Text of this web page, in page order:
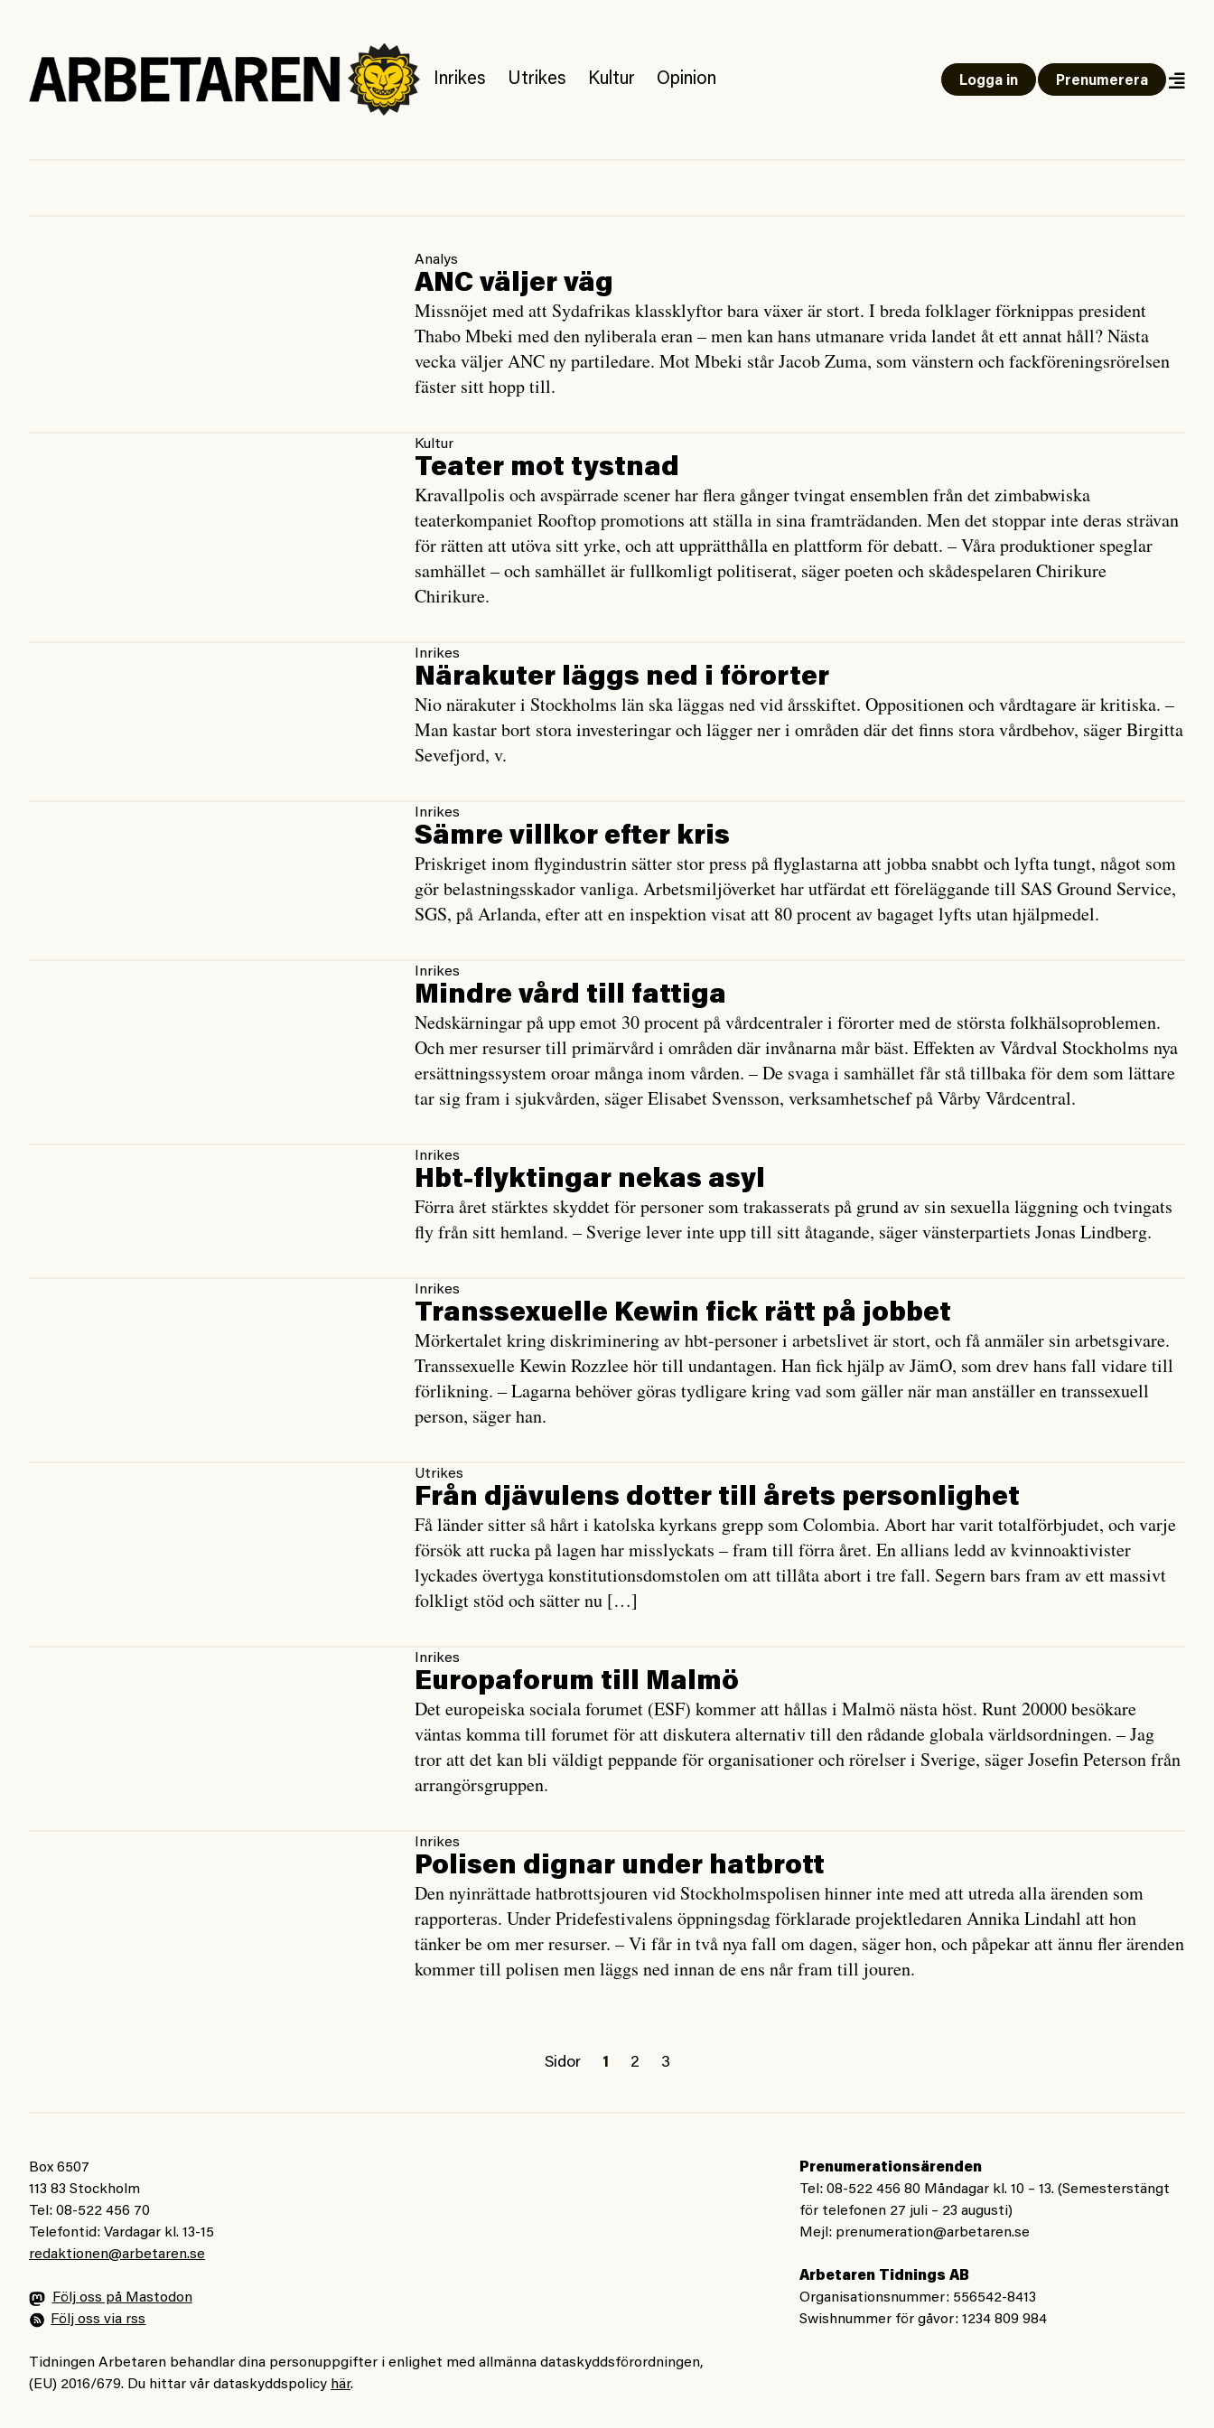
Inrikes Utrikes Kultur Opinion Logga in Prenumerera
Analys
ANC väljer väg
Missnöjet med att Sydafrikas klassklyftor bara växer är stort. I breda folklager förknippas president
Thabo Mbeki med den nyliberala eran – men kan hans utmanare vrida landet åt ett annat håll? Nästa
vecka väljer ANC ny partiledare. Mot Mbeki står Jacob Zuma, som vänstern och fackföreningsrörelsen
fäster sitt hopp till.
Kultur
Teater mot tystnad
Kravallpolis och avspärrade scener har flera gånger tvingat ensemblen från det zimbabwiska
teaterkompaniet Rooftop promotions att ställa in sina framträdanden. Men det stoppar inte deras strävan
för rätten att utöva sitt yrke, och att upprätthålla en plattform för debatt. – Våra produktioner speglar
samhället – och samhället är fullkomligt politiserat, säger poeten och skådespelaren Chirikure
Chirikure.
Inrikes
Närakuter läggs ned i förorter
Nio närakuter i Stockholms län ska läggas ned vid årsskiftet. Oppositionen och vårdtagare är kritiska. –
Man kastar bort stora investeringar och lägger ner i områden där det finns stora vårdbehov, säger Birgitta
Sevefjord, v.
Inrikes
Sämre villkor efter kris
Priskriget inom flygindustrin sätter stor press på flyglastarna att jobba snabbt och lyfta tungt, något som
gör belastningsskador vanliga. Arbetsmiljöverket har utfärdat ett föreläggande till SAS Ground Service,
SGS, på Arlanda, efter att en inspektion visat att 80 procent av bagaget lyfts utan hjälpmedel.
Inrikes
Mindre vård till fattiga
Nedskärningar på upp emot 30 procent på vårdcentraler i förorter med de största folkhälsoproblemen.
Och mer resurser till primärvård i områden där invånarna mår bäst. Effekten av Vårdval Stockholms nya
ersättningssystem oroar många inom vården. – De svaga i samhället får stå tillbaka för dem som lättare
tar sig fram i sjukvården, säger Elisabet Svensson, verksamhetschef på Vårby Vårdcentral.
Inrikes
Hbt-flyktingar nekas asyl
Förra året stärktes skyddet för personer som trakasserats på grund av sin sexuella läggning och tvingats
fly från sitt hemland. – Sverige lever inte upp till sitt åtagande, säger vänsterpartiets Jonas Lindberg.
Inrikes
Transsexuelle Kewin fick rätt på jobbet
Mörkertalet kring diskriminering av hbt-personer i arbetslivet är stort, och få anmäler sin arbetsgivare.
Transsexuelle Kewin Rozzlee hör till undantagen. Han fick hjälp av JämO, som drev hans fall vidare till
förlikning. – Lagarna behöver göras tydligare kring vad som gäller när man anställer en transsexuell
person, säger han.
Utrikes
Från djävulens dotter till årets personlighet
Få länder sitter så hårt i katolska kyrkans grepp som Colombia. Abort har varit totalförbjudet, och varje
försök att rucka på lagen har misslyckats – fram till förra året. En allians ledd av kvinnoaktivister
lyckades övertyga konstitutionsdomstolen om att tillåta abort i tre fall. Segern bars fram av ett massivt
folkligt stöd och sätter nu […]
Inrikes
Europaforum till Malmö
Det europeiska sociala forumet (ESF) kommer att hållas i Malmö nästa höst. Runt 20000 besökare
väntas komma till forumet för att diskutera alternativ till den rådande globala världsordningen. – Jag
tror att det kan bli väldigt peppande för organisationer och rörelser i Sverige, säger Josefin Peterson från
arrangörsgruppen.
Inrikes
Polisen dignar under hatbrott
Den nyinrättade hatbrottsjouren vid Stockholmspolisen hinner inte med att utreda alla ärenden som
rapporteras. Under Pridefestivalens öppningsdag förklarade projektledaren Annika Lindahl att hon
tänker be om mer resurser. – Vi får in två nya fall om dagen, säger hon, och påpekar att ännu fler ärenden
kommer till polisen men läggs ned innan de ens når fram till jouren.
Sidor 1 2 3
Box 6507
113 83 Stockholm
Tel: 08-522 456 70
Telefontid: Vardagar kl. 13-15
redaktionen@arbetaren.se
Följ oss på Mastodon
Följ oss via rss
Tidningen Arbetaren behandlar dina personuppgifter i enlighet med allmänna dataskyddsförordningen,
(EU) 2016/679. Du hittar vår dataskyddspolicy här.
Prenumerationsärenden
Tel: 08-522 456 80 Måndagar kl. 10 – 13. (Semesterstängt
för telefonen 27 juli – 23 augusti)
Mejl: prenumeration@arbetaren.se
Arbetaren Tidnings AB
Organisationsnummer: 556542-8413
Swishnummer för gåvor: 1234 809 984